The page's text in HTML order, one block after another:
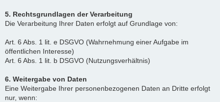
5. Rechtsgrundlagen der Verarbeitung
Die Verarbeitung Ihrer Daten erfolgt auf Grundlage von:
Art. 6 Abs. 1 lit. e DSGVO (Wahrnehmung einer Aufgabe im
öffentlichen Interesse)
Art. 6 Abs. 1 lit. b DSGVO (Nutzungsverhältnis)
6. Weitergabe von Daten
Eine Weitergabe Ihrer personenbezogenen Daten an Dritte erfolgt
nur, wenn: